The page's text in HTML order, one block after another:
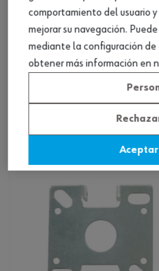
Receptor de mando
multicanal
Ver
comportamiento del usuario
mejorar su navegación.
mediante la configuración
obtener más información en